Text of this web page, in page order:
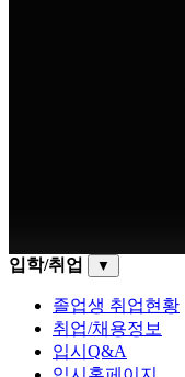
입학/취업 ▼
졸업생 취업현황
취업/채용정보
입시Q&A